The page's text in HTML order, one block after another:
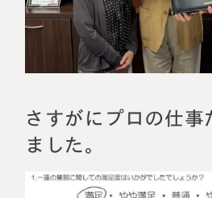
選ばれる理由
よくある質問
料金表
生前対策相談について
相続税試算について
料金表
さすがにプロの仕事
ました。